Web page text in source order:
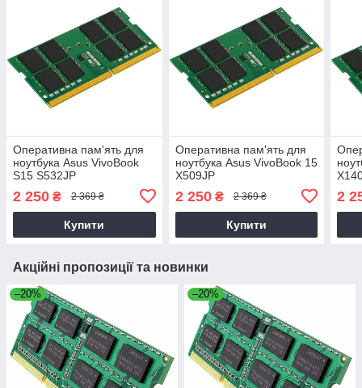
Оперативна пам'ять для
ноутбука Asus VivoBook
S15 S532JP
2 250 ₴ 2 369 ₴
Купити
Оперативна пам'ять для
ноутбука Asus VivoBook 15
X509JP
2 250₴ 2 369 ₴
Купити
2
Акційні пропозиції та новинки
–20% –20%